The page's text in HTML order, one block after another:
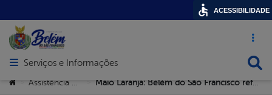
Acesso
Abrir menu principal de navegação
Serviços e Informações
Você está aqui:
> > Maio Laranja: Belém do São Francisco reforça a luta contra o abuso e a exploração sexual de crianças e adolescentes
ACESSIBILIDADE